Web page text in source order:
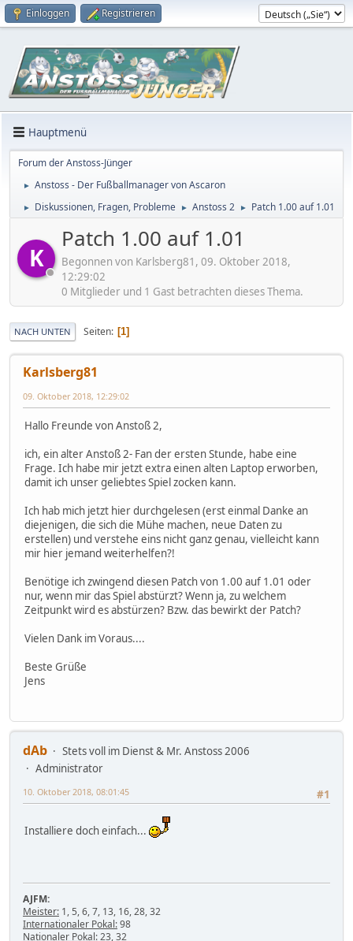
Einloggen Registrieren
Hauptmenü
Forum der Anstoss-Jünger
► Anstoss - Der Fußballmanager von Ascaron
► Diskussionen, Fragen, Probleme ► Anstoss 2 ► Patch 1.00 auf 1.01
K
Patch 1.00 auf 1.01
Begonnen von Karlsberg81, 09. Oktober 2018,
12:29:02
0 Mitglieder und 1 Gast betrachten dieses Thema.
NACH UNTEN Seiten 1
Karlsberg81
09. Oktober 2018, 12:29:02
Hallo Freunde von Anstoß 2,
ich, ein alter Anstoß 2- Fan der ersten Stunde, habe eine
Frage. Ich habe mir jetzt extra einen alten Laptop erworben,
damit ich unser geliebtes Spiel zocken kann.
Ich hab mich jetzt hier durchgelesen (erst einmal Danke an
diejenigen, die sich die Mühe machen, neue Daten zu
erstellen) und verstehe eins nicht ganz genau, vielleicht kann
mir hier jemand weiterhelfen?!
Benötige ich zwingend diesen Patch von 1.00 auf 1.01 oder
nur, wenn mir das Spiel abstürzt? Wenn ja, zu welchem
Zeitpunkt wird es abstürzen? Bzw. das bewirkt der Patch?
Vielen Dank im Voraus....
Beste Grüße
Jens
dAb
Stets voll im Dienst & Mr. Anstoss 2006
Administrator
#1
10. Oktober 2018, 08:01:45
Installiere doch einfach...
AJFM:
Meister: 1, 5, 6, 7, 13, 16, 28, 32
Internationaler Pokal:98
Nationaler Pokal:23, 32